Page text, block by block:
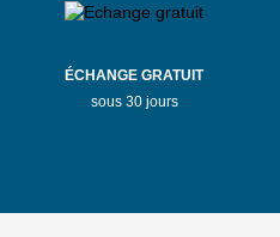
ÉCHANGE GRATUIT
sous 30 jours